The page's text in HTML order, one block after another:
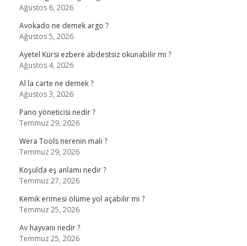
Ağustos 6, 2026
Avokado ne demek argo ?
Ağustos 5, 2026
Ayetel Kürsi ezbere abdestsiz okunabilir mi ?
Ağustos 4, 2026
Al la carte ne demek ?
Ağustos 3, 2026
Pano yöneticisi nedir ?
Temmuz 29, 2026
Wera Tools nerenin malı ?
Temmuz 29, 2026
Koşulda eş anlamı nedir ?
Temmuz 27, 2026
Kemik erimesi ölüme yol açabilir mi ?
Temmuz 25, 2026
Av hayvanı nedir ?
Temmuz 25, 2026